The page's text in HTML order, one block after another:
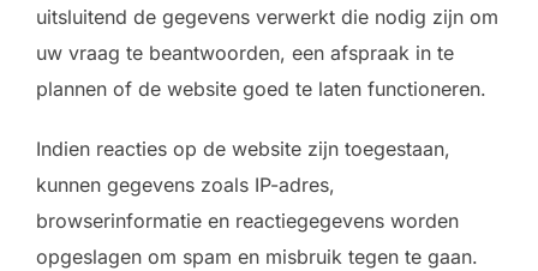
uitsluitend de gegevens verwerkt die nodig zijn om
uw vraag te beantwoorden, een afspraak in te
plannen of de website goed te laten functioneren.
Indien reacties op de website zijn toegestaan,
kunnen gegevens zoals IP-adres,
browserinformatie en reactiegegevens worden
opgeslagen om spam en misbruik tegen te gaan.